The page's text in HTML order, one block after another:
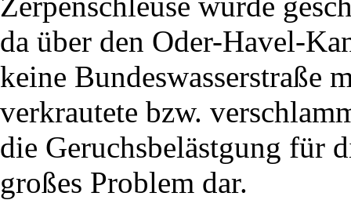
da über den Oder-Havel-
keine Bundeswasserstraße
verkrautete bzw.
die Geruchsbelästgung für
großes Problem dar.